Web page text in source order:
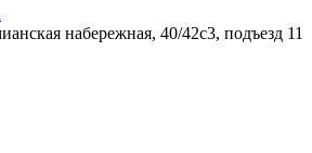
набережная, 40/42с3, подъезд 11